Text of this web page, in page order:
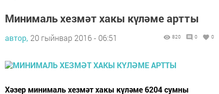
Минималь хезмәт хакы күләме артты
автор, 20 гыйнвар 2016 - 06:51 820 0 0
Хәзер минималь хезмәт хакы күләме 6204 сумны